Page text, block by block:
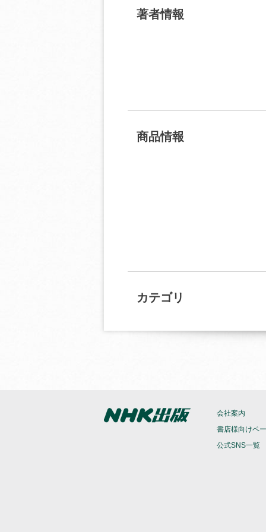
著者情報
商品情報
カテゴリ
会社案内
書店様向けペ
公式SNS一覧